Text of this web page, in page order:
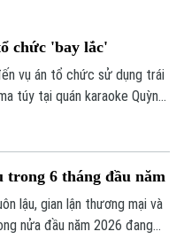
chức 'bay lắc'
vụ án tổ chức sử dụng trái
túy tại quán karaoke Quỳnh
trọng, có tổ chức,
thời gian dài dưới vỏ bọc
trong 6 tháng đầu năm
lậu, gian lận thương mại và
nửa đầu năm 2026 đang